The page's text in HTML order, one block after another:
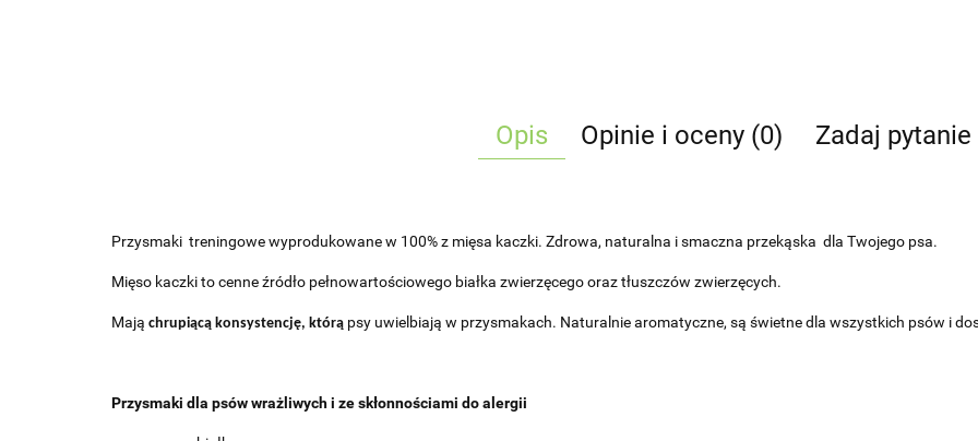
Opis Opinie i oceny (0) Zadaj pytanie
Przysmaki treningowe wyprodukowane w 100% z mięsa kaczki. Zdrowa, naturalna i smaczna przekąska dla Twojego psa.
Mięso kaczki to cenne źródło pełnowartościowego białka zwierzęcego oraz tłuszczów zwierzęcych.
Mają chrupiącą konsystencję, którą psy uwielbiają w przysmakach. Naturalnie aromatyczne, są świetne dla wszystkich psów i
Przysmaki dla psów wrażliwych i ze skłonnościami do alergii